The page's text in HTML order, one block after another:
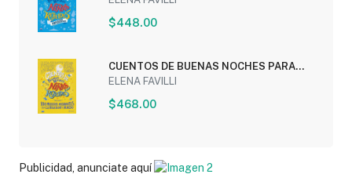
$448.00
CUENTOS DE BUENAS NOCHES PARA
NIÑAS REBELDES 3:...
ELENA FAVILLI
$468.00
Publicidad, anunciate aquí